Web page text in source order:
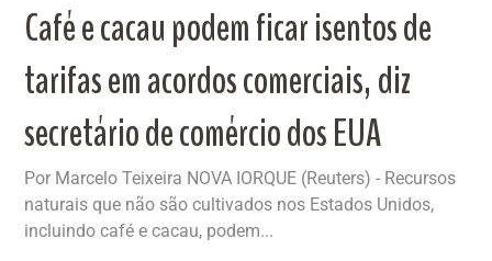
Café e cacau podem ficar isentos de
tarifas em acordos comerciais, diz
secretário de comércio dos EUA
Por Marcelo Teixeira NOVA IORQUE (Reuters) - Recursos
naturais que não são cultivados nos Estados Unidos,
incluindo café e cacau, podem...